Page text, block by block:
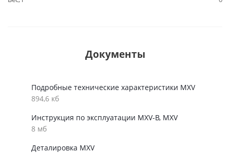
Документы
Подробные технические характеристики MXV
894,6 кб
Инструкция по эксплуатации MXV-B, MXV
8 мб
Деталировка MXV